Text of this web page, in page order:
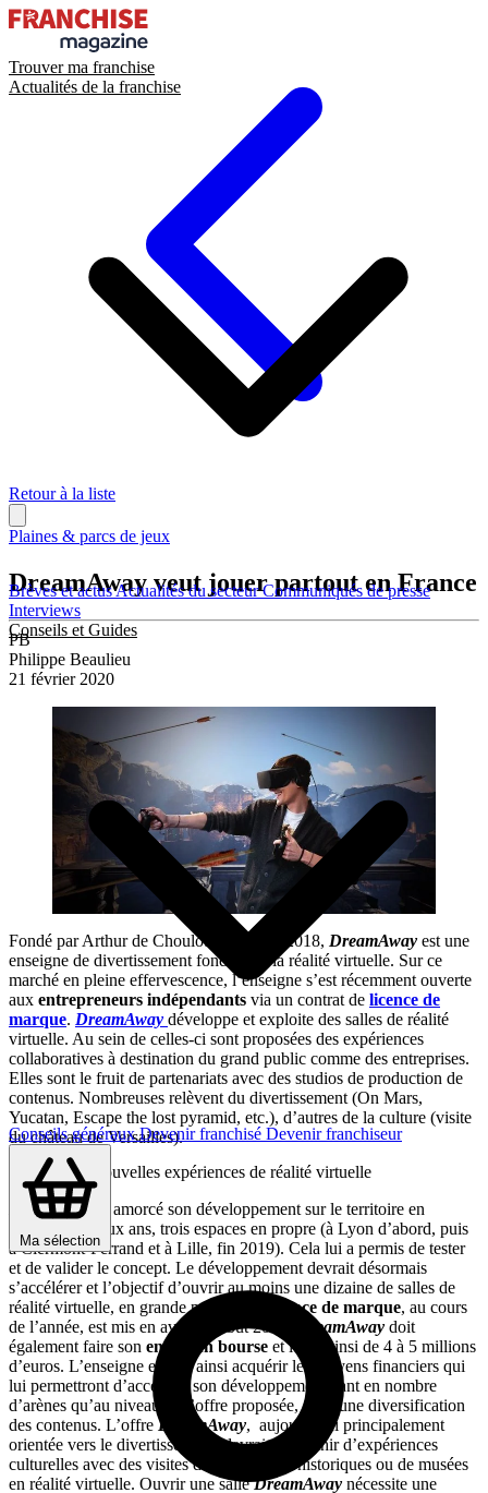
Trouver ma franchise
Actualités de la franchise
Brèves et actusActualités du secteurCommuniqués de presse
Interviews
Conseils et Guides
Conseils générauxDevenir franchisé Devenir franchiseur
Ma sélection
Retour à la liste
Plaines & parcs de jeux
DreamAway veut jouer partout en France
PB
Philippe Beaulieu
21 février 2020
Fondé par Arthur de Choulot à Lyon en 2018, DreamAway est une
enseigne de divertissement fondée sur la réalité virtuelle. Sur ce
marché en pleine effervescence, l’enseigne s’est récemment ouverte
aux entrepreneurs indépendants via un contrat de licence de
marque. DreamAway développe et exploite des salles de réalité
virtuelle. Au sein de celles-ci sont proposées des expériences
collaboratives à destination du grand public comme des entreprises.
Elles sont le fruit de partenariats avec des studios de production de
contenus. Nombreuses relèvent du divertissement (On Mars,
Yucatan, Escape the lost pyramid, etc.), d’autres de la culture (visite
du château de Versailles).
Proposer de nouvelles expériences de réalité virtuelle
DreamAway
a amorcé son développement sur le territoire en
ouvrant, en deux ans, trois espaces en propre (à Lyon d’abord, puis
à Clermont-Ferrand et à Lille, fin 2019). Cela lui a permis de tester
et de valider le concept. Le développement devrait désormais
s’accélérer et l’objectif d’ouvrir au moins une dizaine de salles de
réalité virtuelle, en grande partie sous
licence de marque, au cours
de l’année, est mis en avant. Début 2020,
DreamAway doit
également faire son entrée en bourse et lever ainsi de 4 à 5 millions
d’euros. L’enseigne espère ainsi acquérir les moyens financiers qui
lui permettront d’accélérer son développement, tant en nombre
d’arènes qu’au niveau de l’offre proposée, avec une diversification
des contenus. L’offre DreamAway, aujourd’hui principalement
orientée vers le divertissement, devrait s’enrichir d’expériences
culturelles avec des visites de monuments historiques ou de musées
en réalité virtuelle. Ouvrir une salleDreamAway nécessite une